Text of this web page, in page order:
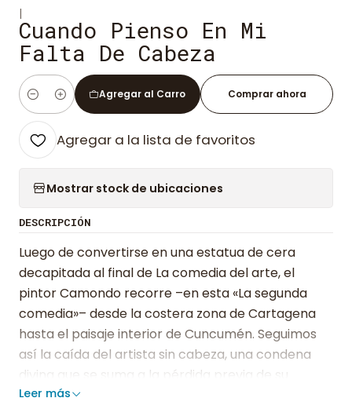
|
Cuando Pienso En Mi
Falta De Cabeza
Cantidad
Agregar al Carro Comprar ahora
Agregar a la lista de favoritos
Mostrar stock de ubicaciones
DESCRIPCIÓN
Luego de convertirse en una estatua de cera
decapitada al final de La comedia del arte, el
pintor Camondo recorre –en esta «La segunda
comedia»– desde la costera zona de Cartagena
hasta el paisaje interior de Cuncumén. Seguimos
así la caída del artista sin cabeza, una condena
divina que se suma a la pérdida previa de su
Leer más